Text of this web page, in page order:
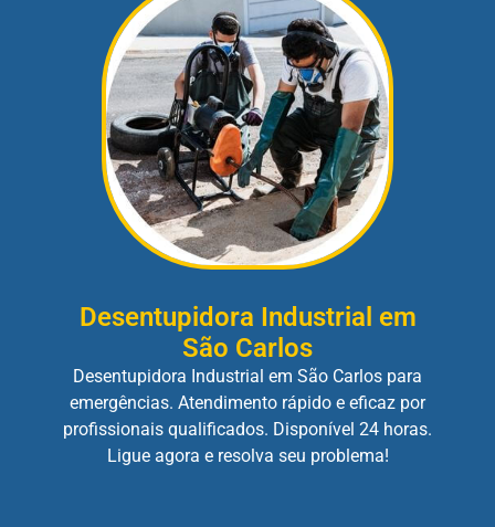
Desentupidora Industrial em
São Carlos
Desentupidora Industrial em São Carlos para
emergências. Atendimento rápido e eficaz por
profissionais qualificados. Disponível 24 horas.
Ligue agora e resolva seu problema!